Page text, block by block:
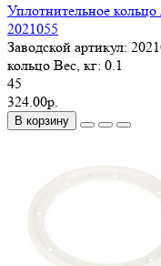
Уплотнительное
2021055
Заводской артикул:
кольцо Вес, кг: 0.1
45
324.00р.
В корзину